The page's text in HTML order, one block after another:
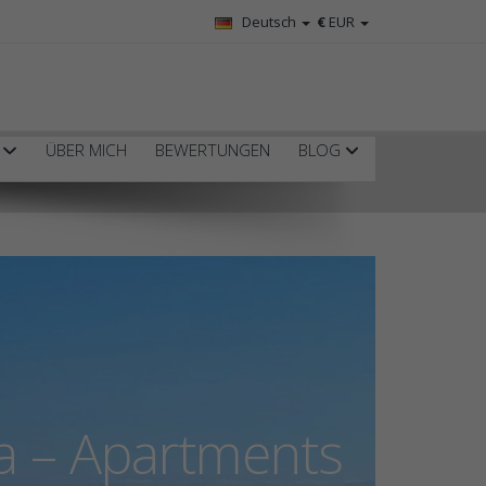
€ EUR
Deutsch
ÜBER MICH BEWERTUNGEN BLOG
– Apartments